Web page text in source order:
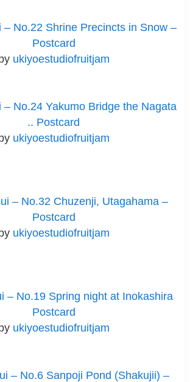
– No.22 Shrine Precincts in Snow –
Postcard
ukiyoestudiofruitjam
– No.24 Yakumo Bridge the Nagata
.. Postcard
ukiyoestudiofruitjam
– No.32 Chuzenji, Utagahama –
Postcard
ukiyoestudiofruitjam
– No.19 Spring night at Inokashira
Postcard
ukiyoestudiofruitjam
– No.6 Sanpoji Pond (Shakujii) –